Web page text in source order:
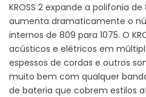
KROSS 2 expande a polifonia de
aumenta dramaticamente o
internos de 809 para 1075. O
acústicos e elétricos em
espessos de cordas e outros
muito bem com qualquer
de bateria que cobrem estilos